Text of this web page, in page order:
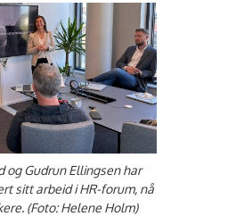
og Gudrun Ellingsen har
sitt arbeid i HR-forum, nå
(Foto: Helene Holm)